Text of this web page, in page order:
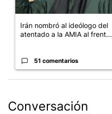
Irán nombró al ideólogo del
atentado a la AMIA al frent...
51 comentarios
Conversación